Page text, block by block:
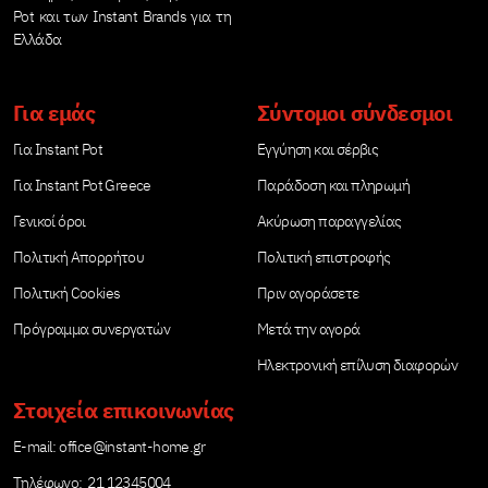
τηγανητές πατάτες
ανθυγιεινές είναι η
Pot και των Instant Brands για τη
Ελλάδα
Για εμάς
Για Instant Pot
Για Instant Pot Greece
Γενικοί όροι
Πολιτική Απορρήτου
Πολιτική Cookies
Πρόγραμμα συνεργατών
Σύντομοι σύνδεσμοι
Εγγύηση και σέρβις
Παράδοση και πληρωμή
Ακύρωση παραγγελίας
Πολιτική επιστροφής
Πριν αγοράσετε
Μετά την αγορά
Ηλεκτρονική επίλυση διαφορών
Στοιχεία επικοινωνίας
Е-mail:office@instant-home.gr
Τηλέφωνο: 21 12345004